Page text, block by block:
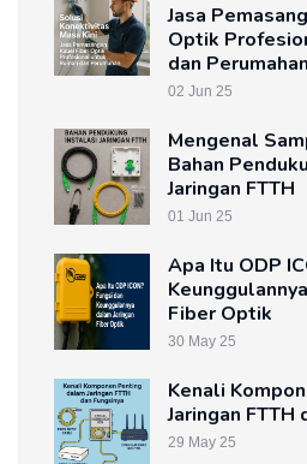
Jasa
Optik
dan Perumahan
02 Jun 25
Mengenal
Bahan
Jaringan FTTH
01 Jun 25
Apa Itu ODP
Fiber Optik
30 May 25
Kenali
Jaringan FTTH
29 May 25